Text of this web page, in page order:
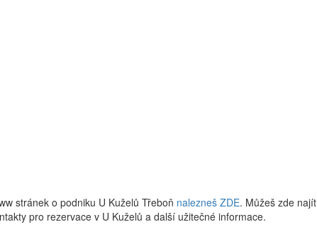
stránek o podniku U Kuželů Třeboň nalezneš ZDE. Můžeš zde najít
pro rezervace v U Kuželů a další užitečné informace.